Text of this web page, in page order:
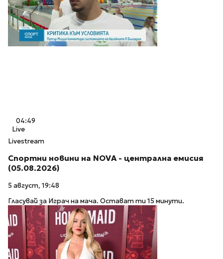
04:49
Live
Livestream
Спортни новини на NOVA - централна емисия
(05.08.2026)
5 август, 19:48
Гласувай за Играч на мача. Остават ти 15 минути.